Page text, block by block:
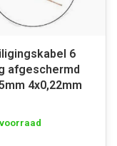
6
afgeschermd
4x0,22mm